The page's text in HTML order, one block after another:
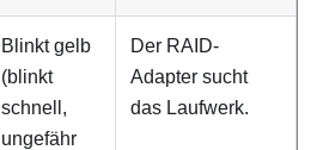
Blinkt gelb
(blinkt
schnell,
ungefähr
Der RAID-
Adapter sucht
das Laufwerk.